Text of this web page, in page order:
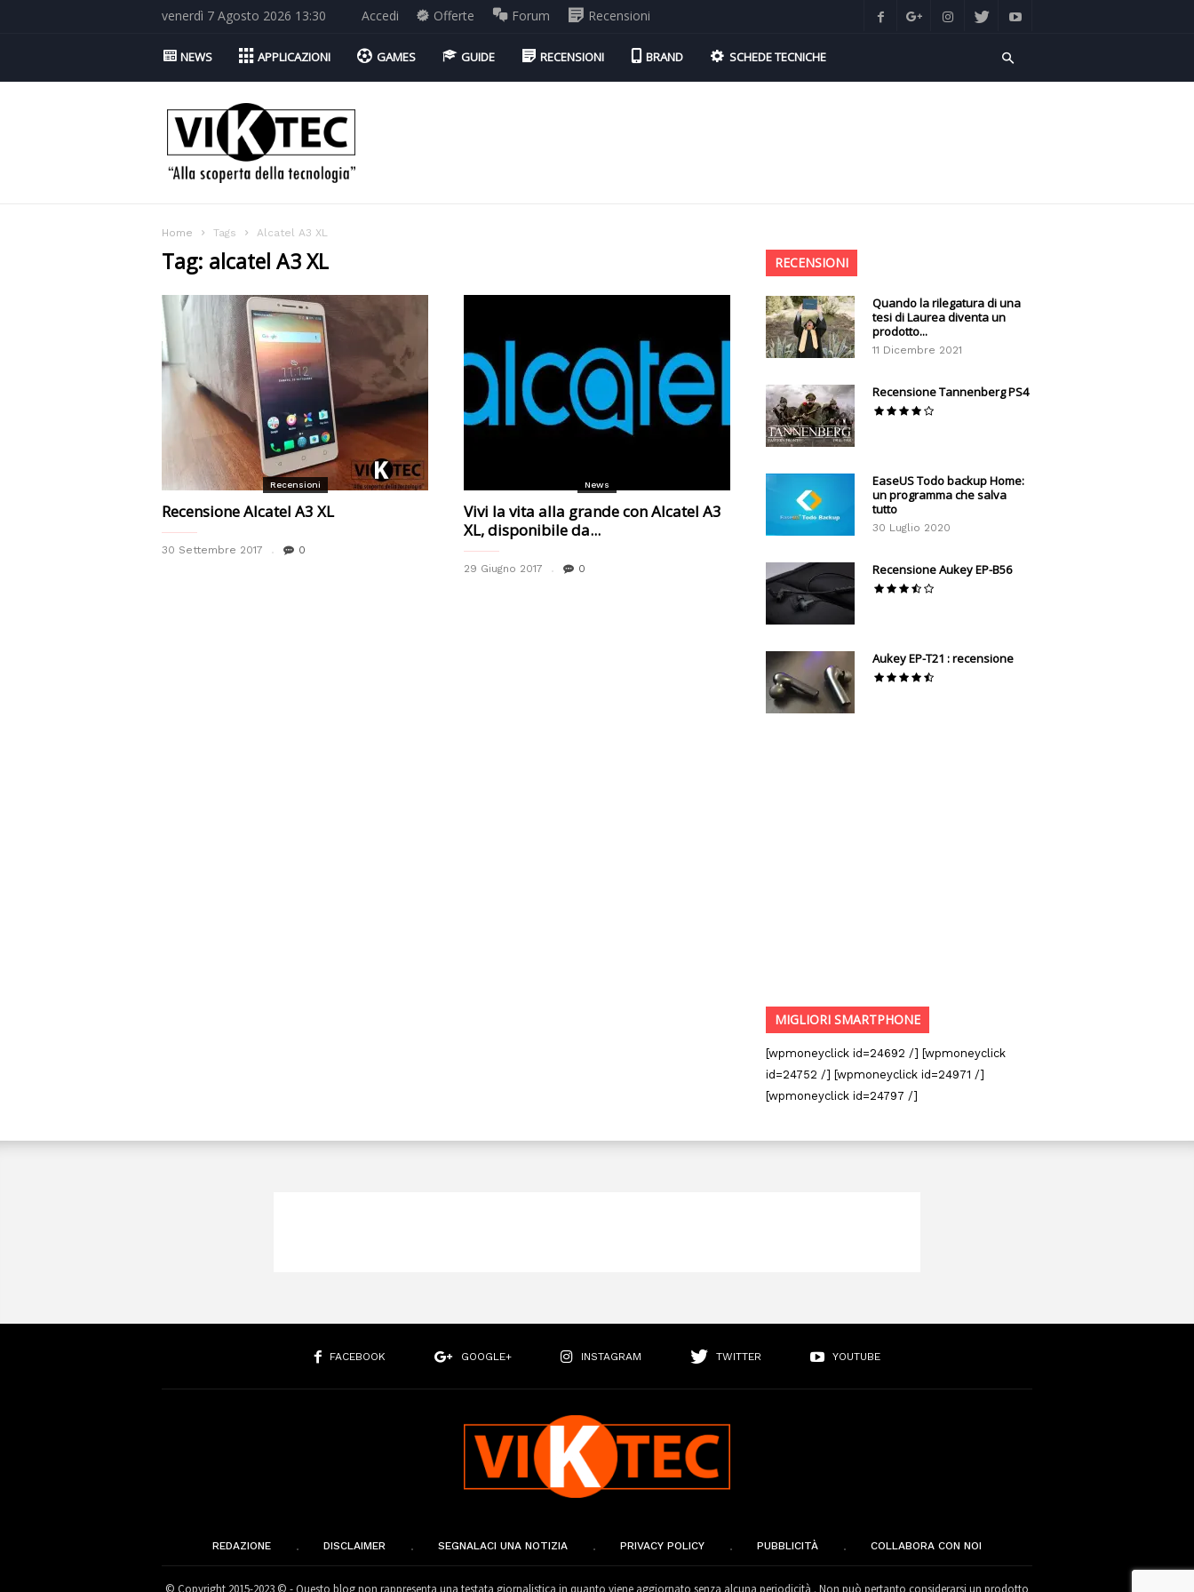
venerdì 7 Agosto 2026 13:30 Accedi Offerte Forum Recensioni
NEWS APPLICAZIONI GAMES GUIDE RECENSIONI BRAND SCHEDE TECNICHE
Viktec.net
Home Tags Alcatel A3 XL
Tag: alcatel A3 XL
Recensioni
Recensione Alcatel A3 XL
30 Settembre 2017 0
News
Vivi la vita alla grande con Alcatel A3
XL, disponibile da...
29 Giugno 2017 0
RECENSIONI
Quando la rilegatura di una
tesi di Laurea diventa un
prodotto...
11 Dicembre 2021
Recensione Tannenberg PS4
EaseUS Todo backup Home:
un programma che salva
tutto
30 Luglio 2020
Recensione Aukey EP-B56
Aukey EP-T21 : recensione
MIGLIORI SMARTPHONE
[wpmoneyclick id=24692 /] [wpmoneyclick
id=24752 /] [wpmoneyclick id=24971 /]
[wpmoneyclick id=24797 /]
FACEBOOK GOOGLE+ INSTAGRAM TWITTER YOUTUBE
REDAZIONE DISCLAIMER SEGNALACI UNA NOTIZIA PRIVACY POLICY PUBBLICITÀ COLLABORA CON NOI